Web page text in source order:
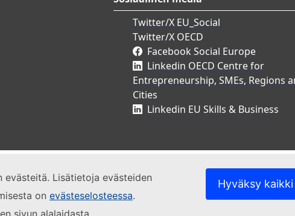
evästeitä. Lisätietoja evästeiden
on evästeselosteessa.
sivun alalaidasta.
Hyväksy
Twitter/X EU_Social
Twitter/X OECD
Facebook Social Europe
Linkedin OECD Centre for
Entrepreneurship, SMEs, Regions
Cities
Linkedin EU Skills & Business